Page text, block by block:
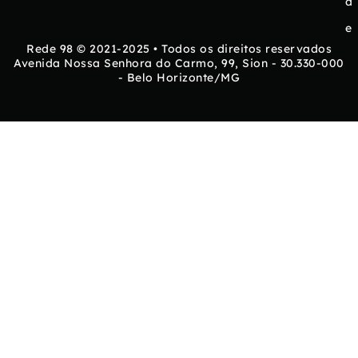
e
Rede 98 © 2021-2025 • Todos os direitos reservados
Avenida Nossa Senhora do Carmo, 99, Sion - 30.330-000
- Belo Horizonte/MG